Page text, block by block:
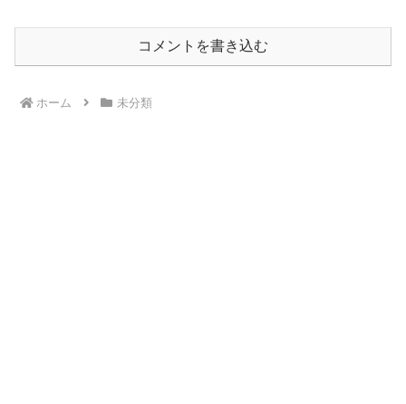
コメントを書き込む
ホーム 未分類